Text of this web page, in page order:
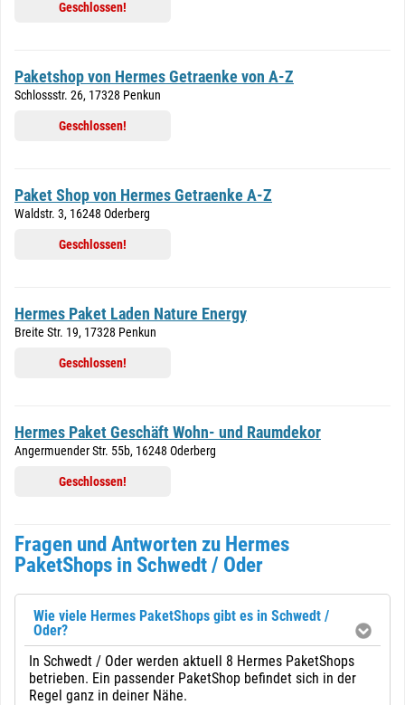
Geschlossen!
Paketshop von Hermes Getraenke von A-Z
Schlossstr. 26, 17328 Penkun
Geschlossen!
Paket Shop von Hermes Getraenke A-Z
Waldstr. 3, 16248 Oderberg
Geschlossen!
Hermes Paket Laden Nature Energy
Breite Str. 19, 17328 Penkun
Geschlossen!
Hermes Paket Geschäft Wohn- und Raumdekor
Angermuender Str. 55b, 16248 Oderberg
Geschlossen!
Fragen und Antworten zu Hermes
PaketShops in Schwedt / Oder
Wie viele Hermes PaketShops gibt es in Schwedt /
Oder?
In Schwedt / Oder werden aktuell 8 Hermes PaketShops
betrieben. Ein passender PaketShop befindet sich in der
Regel ganz in deiner Nähe.